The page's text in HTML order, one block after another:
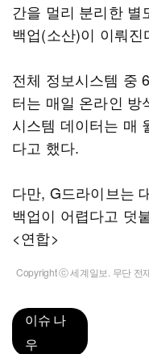
간을 멀리 분리한 별
백업(소산)이 이뤄
전체 정보시스템 중
터는 매일 온라인 방
시스템 데이터는 매
다고 했다.
다만, G드라이브는
백업이 어렵다고 덧
<연합>
Copyright ⓒ 세계일보. 무단 전
이슈 나
우